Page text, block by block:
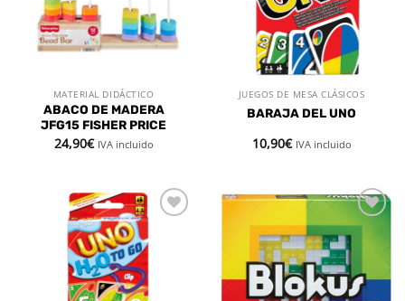
MATERIAL DIDÁCTICO
ABACO DE MADERA
JFG15 FISHER PRICE
24,90€ IVA incluido
JUEGOS DE MESA CLÁSICOS
BARAJA DEL UNO
10,90€ IVA incluido
Añadir
lista de
deseos